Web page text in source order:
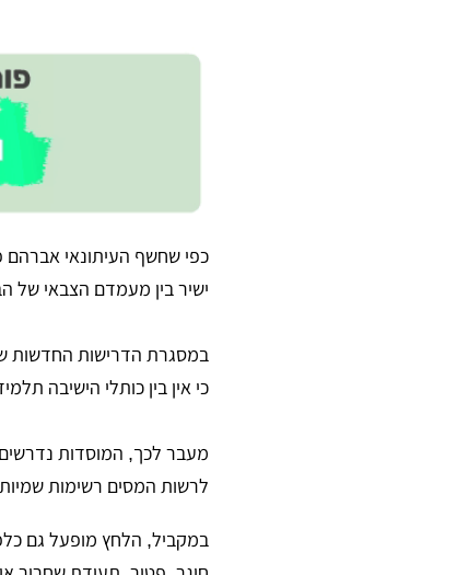
​כפי שחשף העיתונאי אברהם
ישיר בין מעמדם הצבאי של
במסגרת הדרישות החדשות
כי אין בין כותלי הישיבה
מעבר לכך, המוסדות
לרשות המסים רשימות
​במקביל, הלחץ מופעל גם